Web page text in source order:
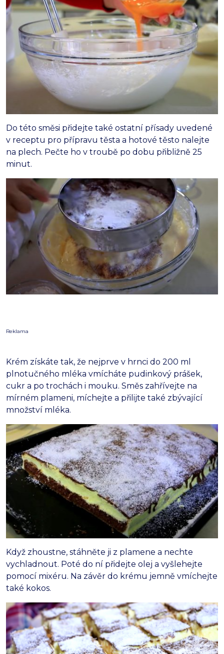
Do této směsi přidejte také ostatní přísady uvedené
v receptu pro přípravu těsta a hotové těsto nalejte
na plech. Pečte ho v troubě po dobu přibližně 25
minut.
Reklama
Krém získáte tak, že nejprve v hrnci do 200 ml
plnotučného mléka vmícháte pudinkový prášek,
cukr a po trochách i mouku. Směs zahřívejte na
mírném plameni, míchejte a přilijte také zbývající
množství mléka.
Když zhoustne, stáhněte ji z plamene a nechte
vychladnout. Poté do ní přidejte olej a vyšlehejte
pomocí mixéru. Na závěr do krému jemně vmíchejte
také kokos.